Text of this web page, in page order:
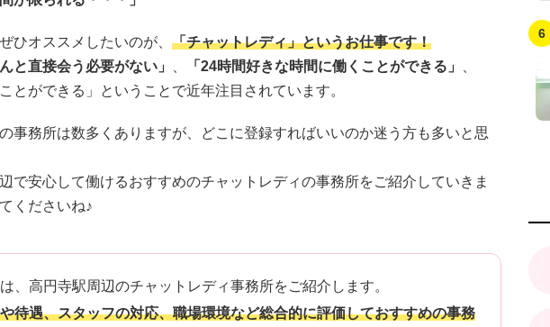
ひオススメしたいのが、 「チャットレディ」というお仕事です！
と直接会う必要がない」 「24時間好きな時間に働くことができる」
とができる」ということで近年注目されています。
事務所は数多くありますが、どこに登録すればいいのか迷う方も多いと思
で安心して働けるおすすめのチャットレディの事務所をご紹介していきま
くださいね♪
、高円寺駅周辺のチャットレディ事務所をご紹介します。
待遇、スタッフの対応、職場環境など総合的に評価しておすすめの事務